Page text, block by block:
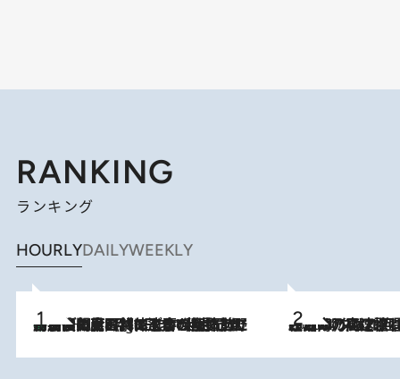
RANKING
ランキング
HOURLYDAILYWEEKLY
11 Hours Ago
「最後に見られてよかった」上野動物園の東園パンダ舎が解体前に特別公開。8月16日まで延長されたパネル展と共に辿る“半世紀”のパンダ飼育《解体工事の図面あり》 2026.8.7
「湘南乃風に憧れて」観客大盛上がりの“タオル回し”に、ラッパー顔負けの高速歌唱まで…さだまさし（74）のアグレッシブすぎる現在地